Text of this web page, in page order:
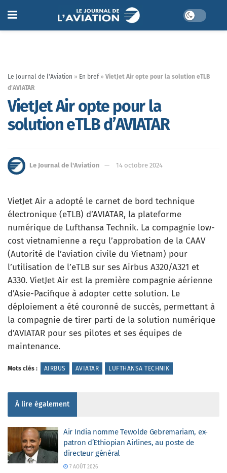
Le Journal de l'Aviation » En bref » VietJet Air opte pour la solution eTLB
d’AVIATAR
VietJet Air opte pour la
solution eTLB d’AVIATAR
Le Journal de l'Aviation 14 octobre 2024
VietJet Air a adopté le carnet de bord technique
électronique (eTLB) d’AVIATAR, la plateforme
numérique de Lufthansa Technik. La compagnie low-
cost vietnamienne a reçu l’approbation de la CAAV
(Autorité de l’aviation civile du Vietnam) pour
l’utilisation de l’eTLB sur ses Airbus A320/A321 et
A330. VietJet Air est la première compagnie aérienne
d’Asie-Pacifique à adopter cette solution. Le
déploiement a été couronné de succès, permettant à
la compagnie de tirer parti de la solution numérique
d’AVIATAR pour ses pilotes et ses équipes de
maintenance.
Mots clés : AIRBUS AVIATAR LUFTHANSA TECHNIK
À lire également
Air India nomme Tewolde Gebremariam, ex-
patron d’Ethiopian Airlines, au poste de
directeur général
7 AOÛT 2026